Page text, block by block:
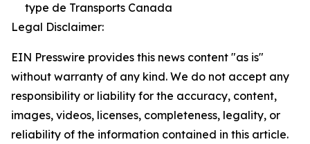
type de Transports Canada
Legal Disclaimer:
EIN Presswire provides this news content "as is"
without warranty of any kind. We do not accept any
responsibility or liability for the accuracy, content,
images, videos, licenses, completeness, legality, or
reliability of the information contained in this article.